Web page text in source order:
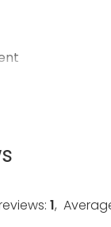
/ Flip chart
1,